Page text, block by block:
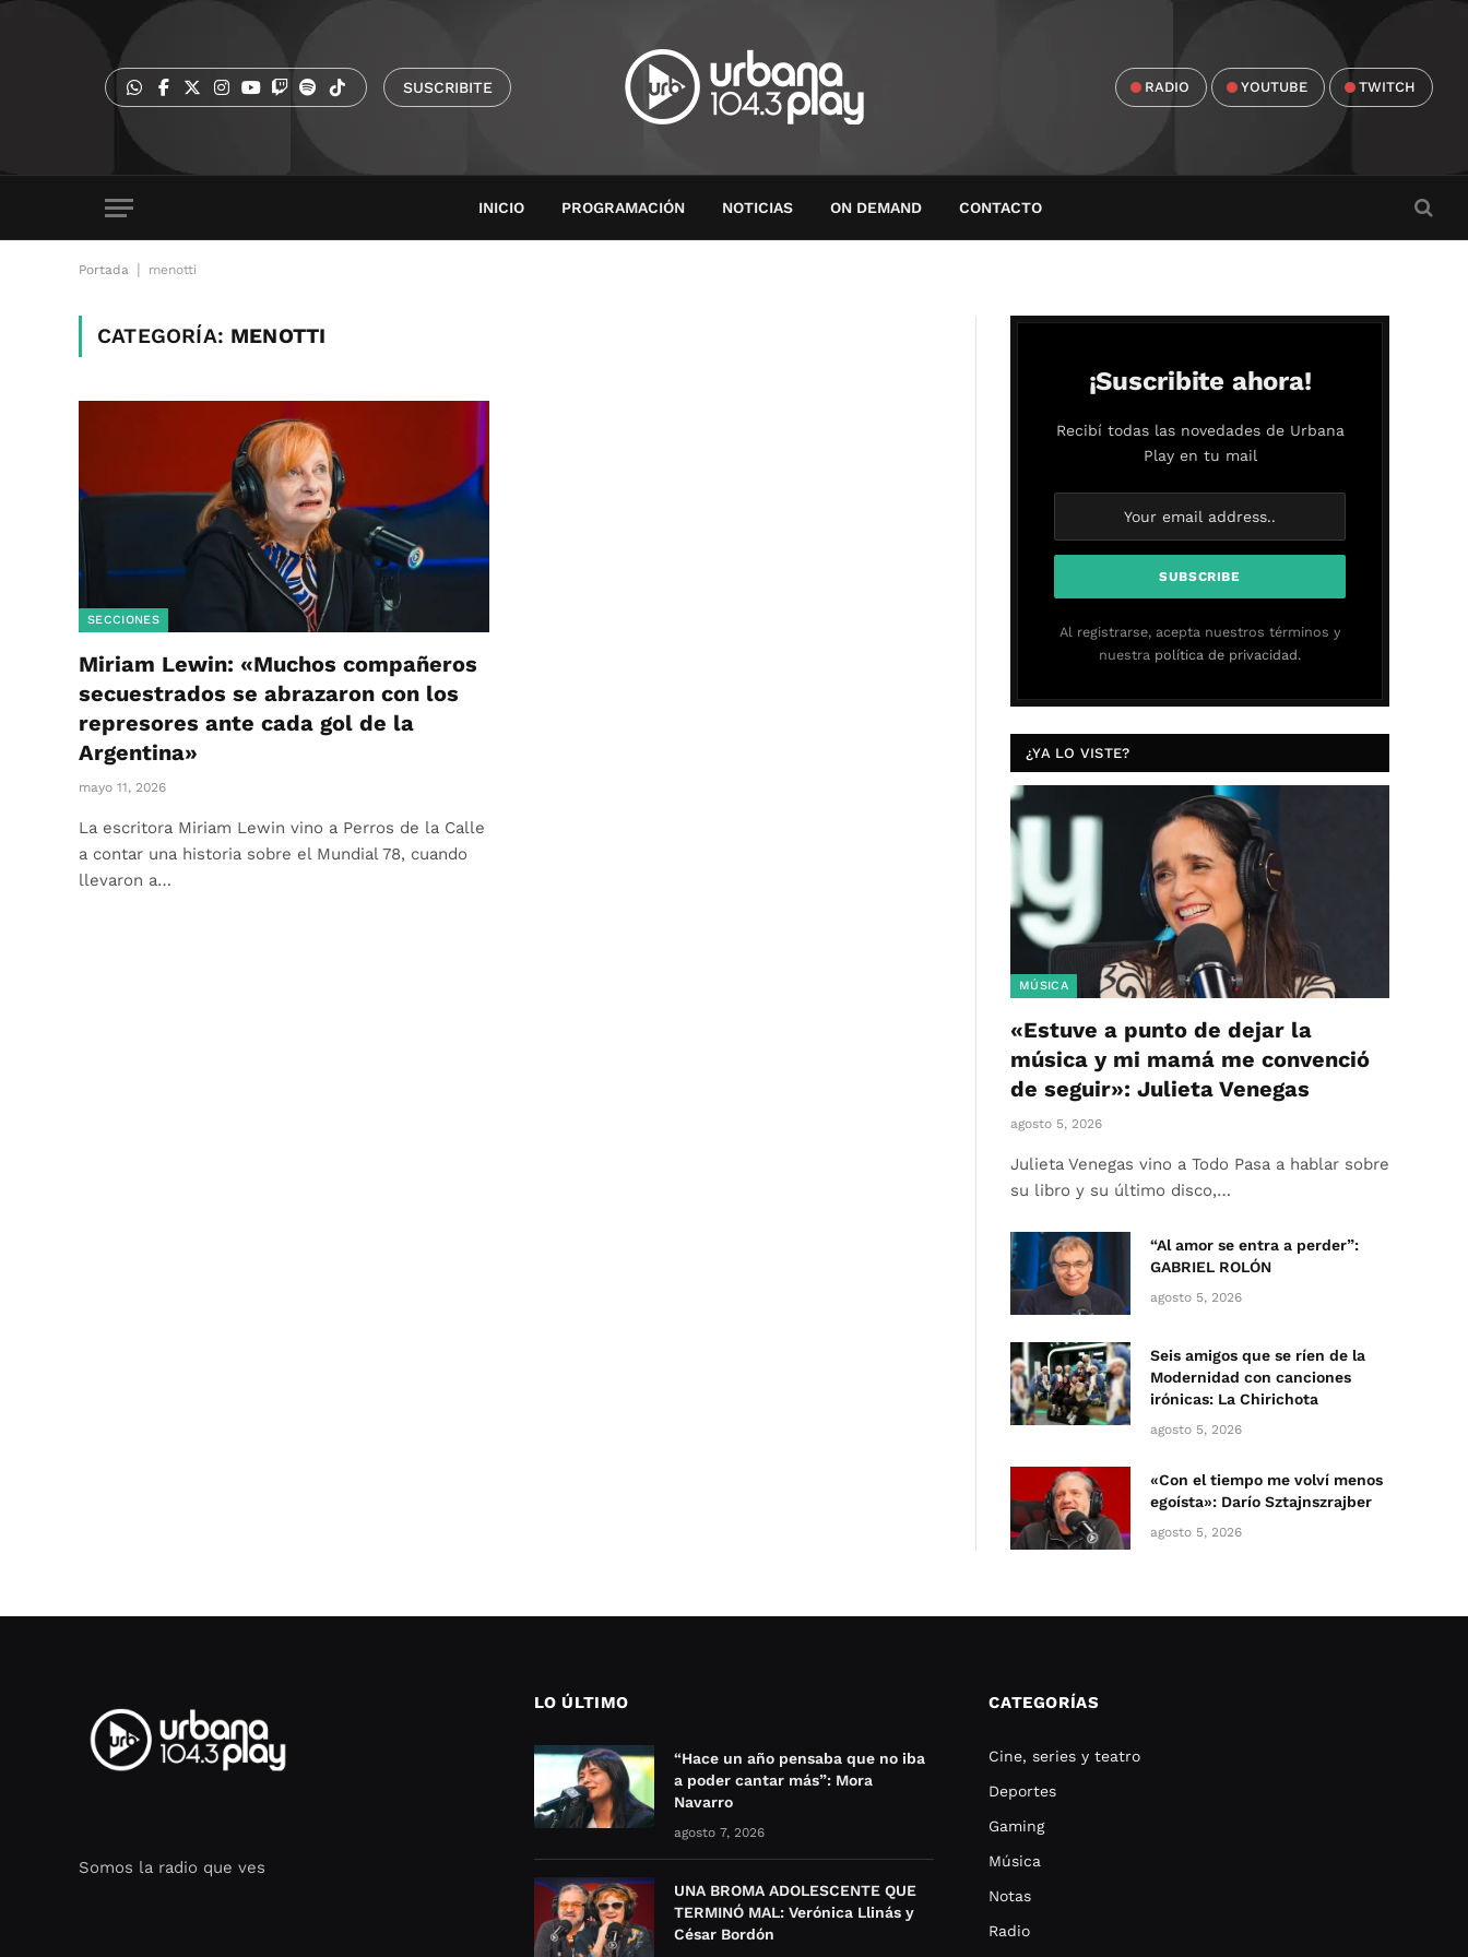
SUSCRIBITE RADIO YOUTUBE TWITCH
INICIO PROGRAMACIÓN NOTICIAS ON DEMAND CONTACTO
Portada menotti
CATEGORÍA: MENOTTI
SECCIONES
Miriam Lewin: «Muchos compañeros
secuestrados se abrazaron con los
represores ante cada gol de la
Argentina»
mayo 11, 2026
La escritora Miriam Lewin vino a Perros de la Calle
a contar una historia sobre el Mundial 78, cuando
llevaron a…
¡Suscribite ahora!
Recibí todas las novedades de Urbana
Play en tu mail
Al registrarse, acepta nuestros términos y
nuestra política de privacidad.
¿YA LO VISTE?
MÚSICA
«Estuve a punto de dejar la
música y mi mamá me convenció
de seguir»: Julieta Venegas
agosto 5, 2026
Julieta Venegas vino a Todo Pasa a hablar sobre
su libro y su último disco,…
“Al amor se entra a perder”:
GABRIEL ROLÓN
agosto 5, 2026
Seis amigos que se ríen de la
Modernidad con canciones
irónicas: La Chirichota
agosto 5, 2026
«Con el tiempo me volví menos
egoísta»: Darío Sztajnszrajber
agosto 5, 2026
Somos la radio que ves
LO ÚLTIMO
“Hace un año pensaba que no iba
a poder cantar más”: Mora
Navarro
agosto 7, 2026
UNA BROMA ADOLESCENTE QUE
TERMINÓ MAL: Verónica Llinás y
César Bordón
CATEGORÍAS
Cine, series y teatro
Deportes
Gaming
Música
Notas
Radio